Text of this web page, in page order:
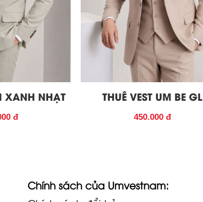
XANH NHẠT
đ
THUÊ VEST UM BE GL
450.000 đ
Chính sách của Umvestnam: